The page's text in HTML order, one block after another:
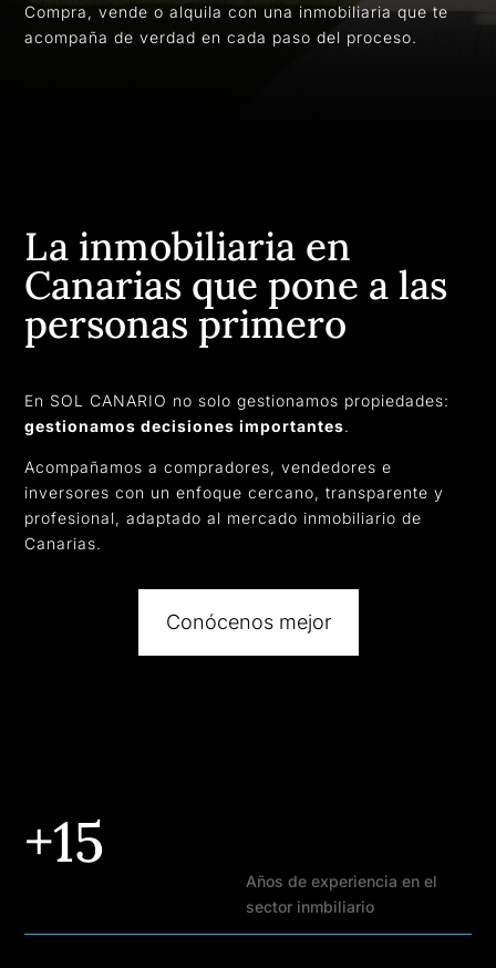
Compra, vende o alquila con una inmobiliaria que te
acompaña de verdad en cada paso del proceso.
La inmobiliaria en
Canarias que pone a las
personas primero
En SOL CANARIO no solo gestionamos propiedades:
gestionamos decisiones importantes.
Acompañamos a compradores, vendedores e
inversores con un enfoque cercano, transparente y
profesional, adaptado al mercado inmobiliario de
Canarias.
Conócenos mejor
+15
Años de experiencia en el
sector inmbiliario